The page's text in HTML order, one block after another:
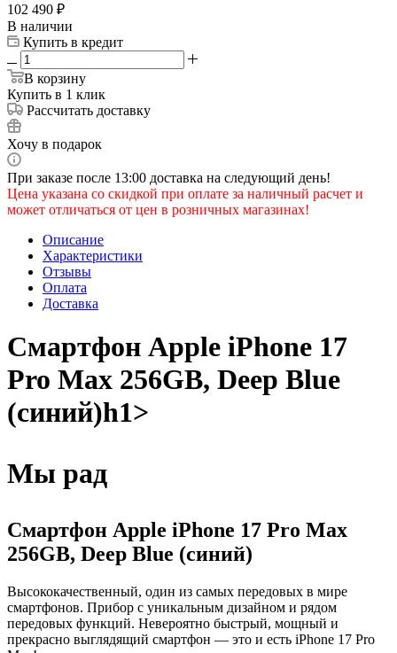
102 490 ₽
В наличии
Купить в кредит
В корзину
Купить в 1 клик
Рассчитать доставку
Хочу в подарок
При заказе после 13:00 доставка на следующий день!
Цена указана со скидкой при оплате за наличный расчет и
может отличаться от цен в розничных магазинах!
Описание
Характеристики
Отзывы
Оплата
Доставка
Смартфон Apple iPhone 17
Pro Max 256GB, Deep Blue
(синий)​h1>
Мы рад
Смартфон Apple iPhone 17 Pro Max
256GB, Deep Blue (синий)
Высококачественный, один из самых передовых в мире
смартфонов. Прибор с уникальным дизайном и рядом
передовых функций. Невероятно быстрый, мощный и
прекрасно выглядящий смартфон — это и есть iPhone 17 Pro